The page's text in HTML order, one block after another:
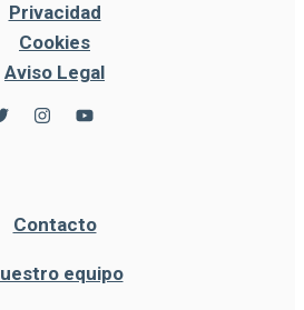
Privacidad
Cookies
Aviso Legal
Contacto
equipo